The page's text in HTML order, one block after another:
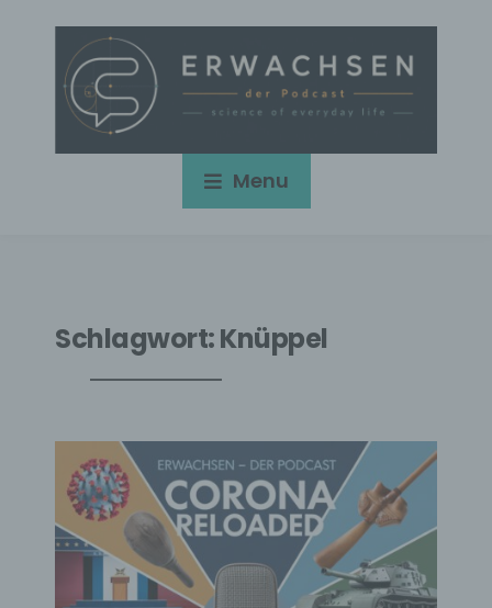
Menu
Schlagwort:Knüppel